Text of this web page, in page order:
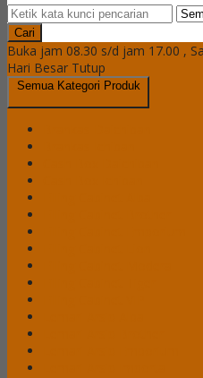
Cari
Buka jam 08.30 s/d jam 17.00 ,
Hari Besar Tutup
Semua Kategori Produk